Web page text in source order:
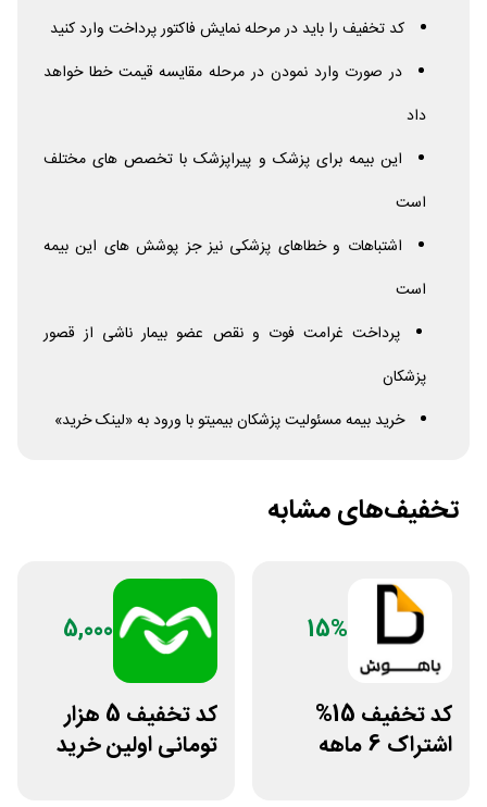
کد تخفیف را باید در مرحله نمایش فاکتور پرداخت وارد کنید
در صورت وارد نمودن در مرحله مقایسه قیمت خطا خواهد
داد
این بیمه برای پزشک و پیراپزشک با تخصص های مختلف
است
اشتباهات و خطاهای پزشکی نیز جز پوشش های این بیمه
است
پرداخت غرامت فوت و نقص عضو بیمار ناشی از قصور
پزشکان
خرید بیمه مسئولیت پزشکان بیمیتو با ورود به «لینک خرید»
تخفیف‌های مشابه
15%
کد تخفیف 15%
اشتراک 6 ماهه
5,000
کد تخفیف 5 هزار
تومانی اولین خرید